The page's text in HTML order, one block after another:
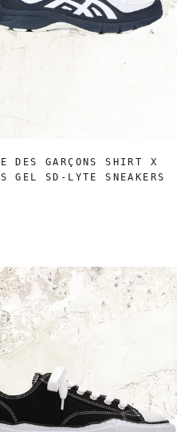
DES GARÇONS SHIRT X
GEL SD-LYTE SNEAKERS